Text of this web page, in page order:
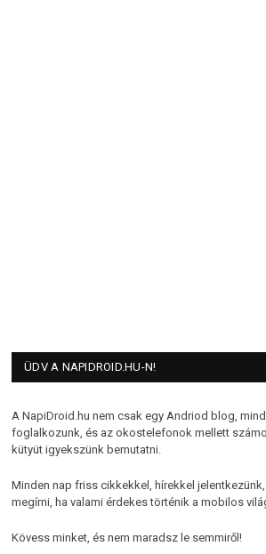
ÜDV A NAPIDROID.HU-N!
A NapiDroid.hu nem csak egy Andriod blog,
foglalkozunk, és az okostelefonok mellett
kütyüt igyekszünk bemutatni.
Minden nap friss cikkekkel, hírekkel
megírni, ha valami érdekes történik a mobilos
Kövess minket, és nem maradsz le semmiről!